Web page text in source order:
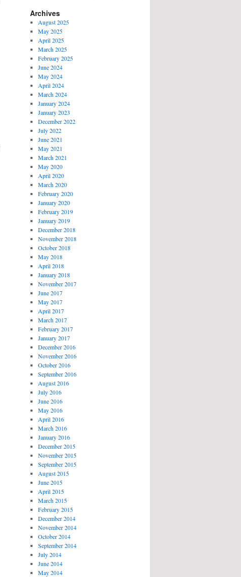
Archives
August 2025
May 2025
April 2025
March 2025
February 2025
June 2024
May 2024
April 2024
March 2024
January 2024
January 2023
December 2022
July 2022
June 2021
May 2021
March 2021
May 2020
April 2020
March 2020
February 2020
January 2020
February 2019
January 2019
December 2018
November 2018
October 2018
May 2018
April 2018
January 2018
November 2017
June 2017
May 2017
April 2017
March 2017
February 2017
January 2017
December 2016
November 2016
October 2016
September 2016
August 2016
July 2016
June 2016
May 2016
April 2016
March 2016
January 2016
December 2015
November 2015
September 2015
August 2015
June 2015
April 2015
March 2015
February 2015
December 2014
November 2014
October 2014
September 2014
July 2014
June 2014
May 2014